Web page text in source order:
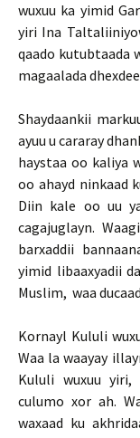
wuxuu ka yimid
yiri Ina
qaado kutubtaada
magaalada
Shaydaankii
ayuu u cararay
haystaa oo kaliya
oo ahayd ninkaad
Diin kale oo uu
cagajuglayn.
barxaddii
yimid libaaxyadii
Muslim, waa
Kornayl Kululi
Waa la waayay
Kululi wuxuu
culumo xor ah.
waxaad ku